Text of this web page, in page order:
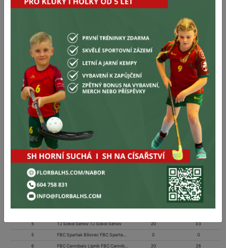
S.K. P.E.M.A. OPAVA MODŘÍ
0 0/0
Warriors Nový Jičín 0 0 0 0/0
PASKOV SAURIANS 36 0 0 0 0/0
Z.F.K. Petrovice 0 0 0 0 0/0
1.MVIL Ostrava 0 0 0 0/0
Salibandy Club Ostrava 31 0 0 0 0/0
1.FK Ostrava JIH 32 0 0 0/0
1
FbK Horní Suchá FbK Horní Suchá 20 58
2 FBC ZŠ Uničov FBC ZŠ Uničov 20 43
2 0
3 0
3 41
4 0
5 TJ Sokol Šenov TJ Sokol Šenov 20 33
5 FBC Spartak Bílovec FBC Spartak Bílovec 0 0
6 FBC Cannibals Lipník FBC Cannibals Lipník 20 28